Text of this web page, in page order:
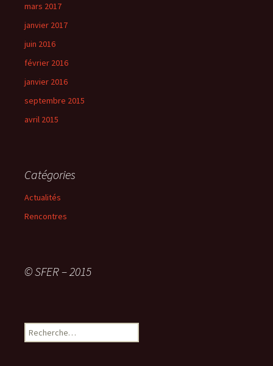
mars 2017
janvier 2017
juin 2016
février 2016
janvier 2016
septembre 2015
avril 2015
Catégories
Actualités
Rencontres
© SFER – 2015
R
e